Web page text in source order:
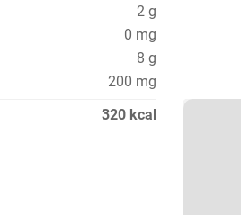
2 g
0 mg
8 g
200 mg
320 kcal